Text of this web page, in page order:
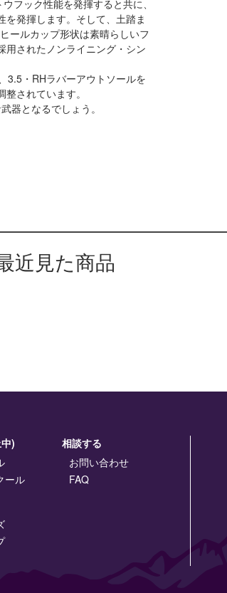
フック性能を発揮すると共に、
発揮します。そして、土踏ま
ールカップ形状は素晴らしいフ
用されたノンライニング・シン
3.5・RHラバーアウトソールを
されています。
器となるでしょう。
近見た商品
)
ール
相談する
お問い合わせ
FAQ